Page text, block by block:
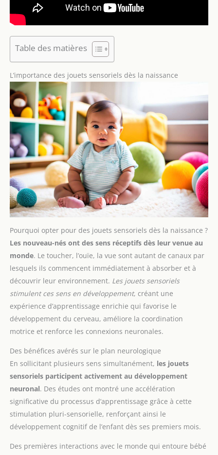
Table des matières
L’importance des jouets sensoriels dès la naissance
Pourquoi opter pour des jouets sensoriels dès la naissance ?
Les nouveau-nés ont des sens réceptifs dès leur venue au
monde. Le toucher, l’ouïe, la vue sont autant de canaux par
lesquels ils commencent immédiatement à absorber et à
découvrir leur environnement. Les jouets sensoriels
stimulent ces sens en développement, créant une
expérience d’apprentissage enrichie qui favorise le
développement du cerveau, améliore la coordination
motrice et renforce les connexions neuronales.
Des bénéfices avérés sur le plan neurologique
En sollicitant plusieurs sens simultanément, les jouets
sensoriels participent activement au développement
neuronal. Des études ont montré une accélération
significative du processus d’apprentissage grâce à cette
stimulation pluri-sensorielle, renforçant ainsi le
développement cognitif de l’enfant dès ses premiers mois.
Des premières interactions avec le monde qui entoure bébé